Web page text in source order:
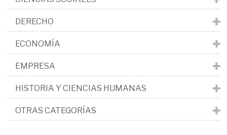
DERECHO
ECONOMÍA
EMPRESA
HISTORIA Y CIENCIAS HUMANAS
OTRAS CATEGORÍAS